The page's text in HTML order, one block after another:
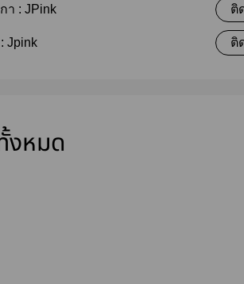
า : JPink ติ
Jpink ติ
งหมด